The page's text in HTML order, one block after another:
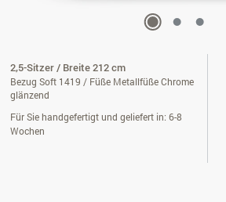
2,5-Sitzer / Breite 212 cm
Bezug Soft 1419 / Füße Metallfüße Chrome
glänzend
Für Sie handgefertigt und geliefert in: 6-8
Wochen